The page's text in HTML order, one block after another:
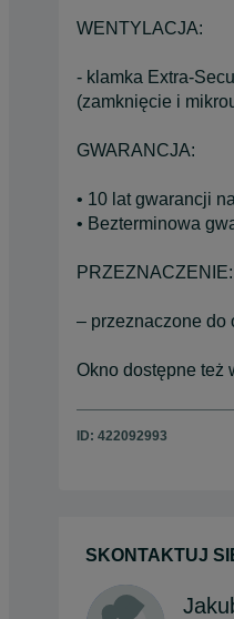
WENTYLACJA:
- klamka Extra-
(zamknięcie i
GWARANCJA:
• 10 lat gwarancji
• Bezterminowa
PRZEZNACZENIE:
– przeznaczone do
Okno dostępne też
ID: 422092993
SKONTAKTUJ